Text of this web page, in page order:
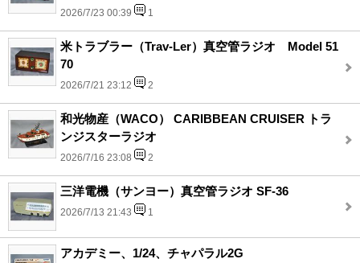
2026/7/23 00:39 1
米トラブラー（Trav-Ler）真空管ラジオ Model 51
70
2026/7/21 23:12 2
和光物産（WACO） CARIBBEAN CRUISER トラ
ンジスターラジオ
2026/7/16 23:08 2
三洋電機（サンヨー）真空管ラジオ SF-36
2026/7/13 21:43 1
アカデミー、1/24、チャパラル2G